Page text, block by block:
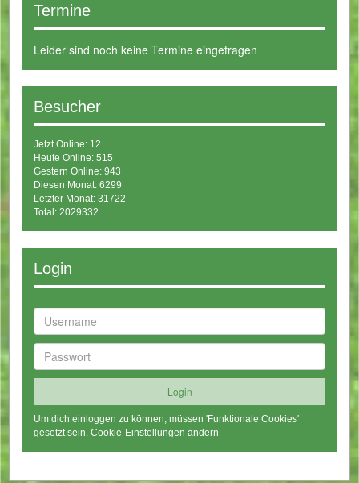
Termine
Leider sind noch keine Termine eingetragen
Besucher
Jetzt Online: 12
Heute Online: 515
Gestern Online: 943
Diesen Monat: 6299
Letzter Monat: 31722
Total: 2029332
Login
Um dich einloggen zu können, müssen 'Funktionale Cookies'
gesetzt sein. Cookie-Einstellungen ändern